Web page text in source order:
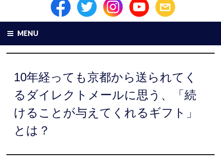
MENU
10年経っても京都から送られてく
るダイレクトメールに思う、「続
けることが与えてくれるギフト」
とは？